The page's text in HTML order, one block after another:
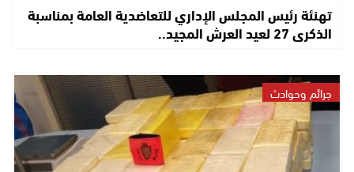
تهنئة رئيس المجلس الإداري للتعاضدية العامة بمناسبة
الذكرى 27 لعيد العرش المجيد..
جرائم وحوادث